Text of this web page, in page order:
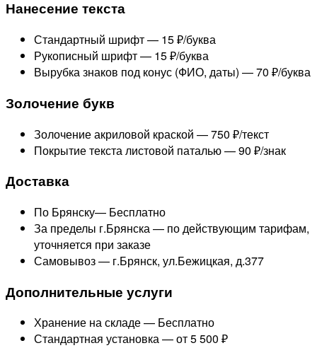
Нанесение текста
Стандартный шрифт — 15 ₽/буква
Рукописный шрифт — 15 ₽/буква
Вырубка знаков под конус (ФИО, даты) —70 ₽/буква
Золочение букв
Золочение акриловой краской —750 ₽/текст
Покрытие текста листовой паталью —90 ₽/знак
Доставка
По Брянску— Бесплатно
За пределы г.Брянска — по действующим тарифам,
уточняется при заказе
Самовывоз — г.Брянск, ул.Бежицкая, д.377
Дополнительные услуги
Хранение на складе — Бесплатно
Стандартная установка —от 5 500 ₽